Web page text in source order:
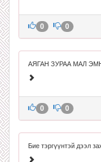
0 0
АЯГАН ЗУРАА МАЛ
0 0
Бие тэргүүнтэй дээл